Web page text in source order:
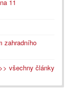
11
zahradního
>> všechny články